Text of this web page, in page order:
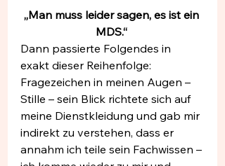
„Man muss leider sagen, es ist ein
MDS.“
Dann passierte Folgendes in
exakt dieser Reihenfolge:
Fragezeichen in meinen Augen –
Stille – sein Blick richtete sich auf
meine Dienstkleidung und gab mir
indirekt zu verstehen, dass er
annahm ich teile sein Fachwissen –